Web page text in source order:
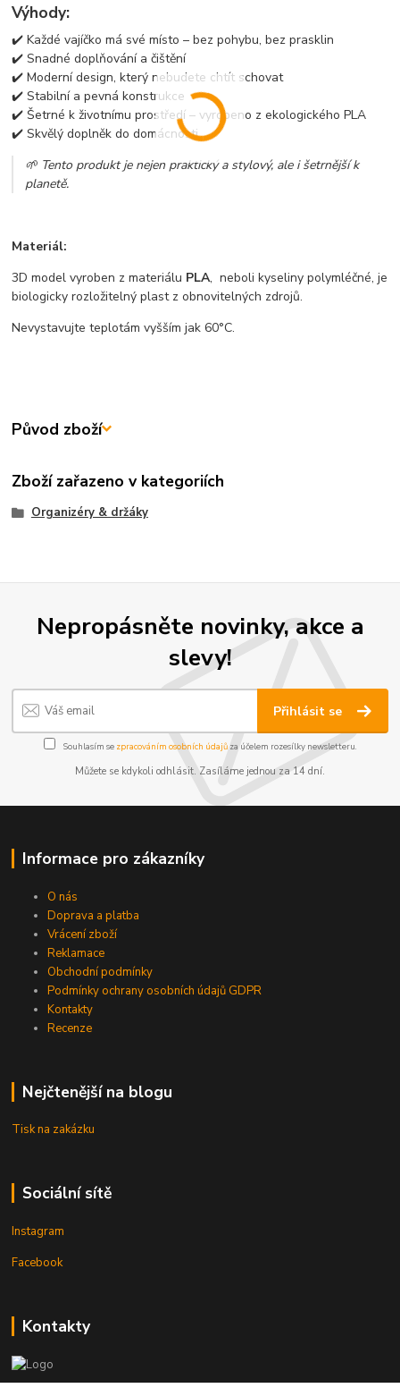
Výhody:
✔️ Každé vajíčko má své místo – bez pohybu, bez prasklin
✔️ Snadné doplňování a čištění
✔️ Moderní design, který nebudete chtít schovat
✔️ Stabilní a pevná konstrukce
✔️ Šetrné k životnímu prostředí – vyrobeno z ekologického PLA
✔️ Skvělý doplněk do domácnosti
🌱 Tento produkt je nejen praktický a stylový, ale i šetrnější k
planetě.
Materiál:
3D model vyroben z materiálu PLA, neboli kyseliny polymléčné, je
biologicky rozložitelný plast z obnovitelných zdrojů.
Nevystavujte teplotám vyšším jak 60°C.
Původ zboží
Zboží zařazeno v kategoriích
Organizéry & držáky
Nepropásněte novinky, akce a
slevy!
Přihlásit se
Souhlasím se zpracováním osobních údajůza účelem rozesílky newsletteru.
Můžete se kdykoli odhlásit. Zasíláme jednou za 14 dní.
Informace pro zákazníky
O nás
Doprava a platba
Vrácení zboží
Reklamace
Obchodní podmínky
Podmínky ochrany osobních údajů GDPR
Kontakty
Recenze
Nejčtenější na blogu
Tisk na zakázku
Sociální sítě
Instagram
Facebook
Kontakty